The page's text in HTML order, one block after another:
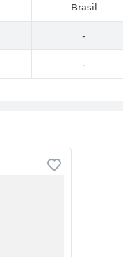
Brasil
-
-